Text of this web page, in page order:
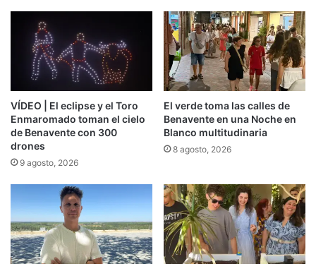
VÍDEO | El eclipse y el Toro
Enmaromado toman el cielo
de Benavente con 300
drones
9 agosto, 2026
El verde toma las calles de
Benavente en una Noche en
Blanco multitudinaria
8 agosto, 2026